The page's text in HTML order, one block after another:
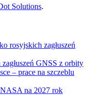
Solutions.
rosyjskich zagłuszeń
GNSS z orbity
– prace na szczeblu
na 2027 rok